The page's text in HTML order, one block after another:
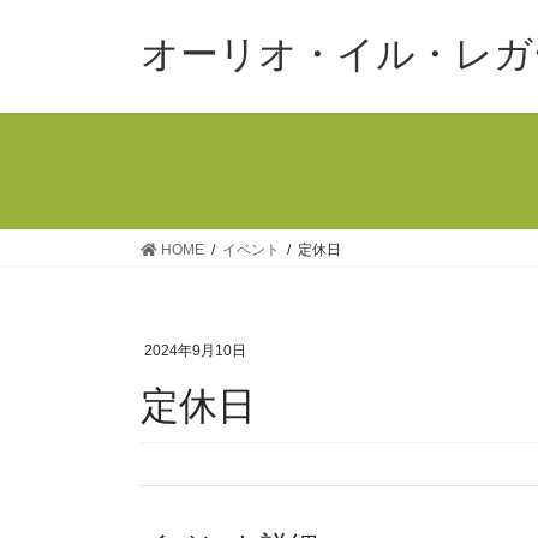
オーリオ・イル・レガ
HOME イベント 定休日
2024年9月10日
定休日